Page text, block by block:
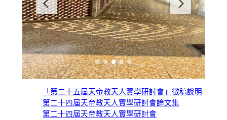
「第二十五屆天帝教天人實學研討會」徵稿說明
第二十四屆天帝教天人實學研討會論文集
第二十四屆天帝教天人實學研討會